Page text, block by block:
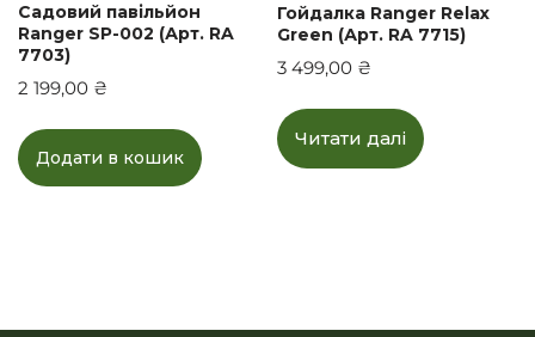
Садовий павільйон
Ranger SP-002 (Арт. RA
7703)
2 199,00 ₴
Додати в кошик
Гойдалка Ranger Relax
Green (Арт. RA 7715)
3 499,00 ₴
Читати далі